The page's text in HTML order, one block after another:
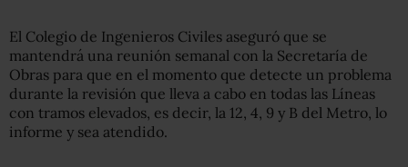
El Colegio de Ingenieros Civiles aseguró que se
mantendrá una reunión semanal con la Secretaría de
Obras para que en el momento que detecte un problema
durante la revisión que lleva a cabo en todas las Líneas
con tramos elevados, es decir, la 12, 4, 9 y B del Metro, lo
informe y sea atendido.